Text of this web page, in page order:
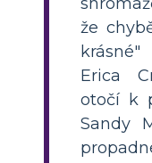
že
Erica
otočí k
Sandy